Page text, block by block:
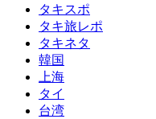
タキスポ
タキ旅レポ
タキネタ
韓国
上海
タイ
台湾